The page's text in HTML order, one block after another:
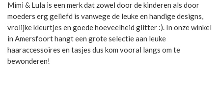
Mimi & Lula is een merk dat zowel door de kinderen als door
moeders erg geliefd is vanwege de leuke en handige designs,
vrolijke kleurtjes en goede hoeveelheid glitter :). In onze winkel
in Amersfoort hangt een grote selectie aan leuke
haaraccessoires en tasjes dus kom vooral langs om te
bewonderen!